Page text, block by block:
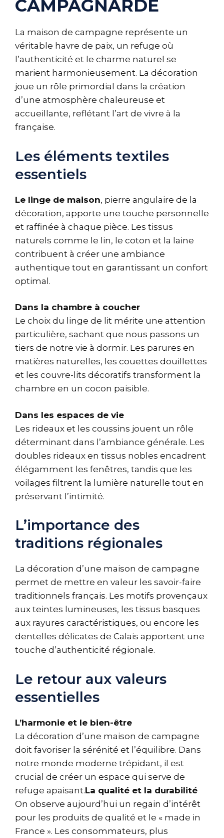
CAMPAGNARDE
La maison de campagne représente un
véritable havre de paix, un refuge où
l’authenticité et le charme naturel se
marient harmonieusement. La décoration
joue un rôle primordial dans la création
d’une atmosphère chaleureuse et
accueillante, reflétant l’art de vivre à la
française.
Les éléments textiles
essentiels
Le linge de maison, pierre angulaire de la
décoration, apporte une touche personnelle
et raffinée à chaque pièce. Les tissus
naturels comme le lin, le coton et la laine
contribuent à créer une ambiance
authentique tout en garantissant un confort
optimal.
Dans la chambre à coucher
Le choix du linge de lit mérite une attention
particulière, sachant que nous passons un
tiers de notre vie à dormir. Les parures en
matières naturelles, les couettes douillettes
et les couvre-lits décoratifs transforment la
chambre en un cocon paisible.
Dans les espaces de vie
Les rideaux et les coussins jouent un rôle
déterminant dans l’ambiance générale. Les
doubles rideaux en tissus nobles encadrent
élégamment les fenêtres, tandis que les
voilages filtrent la lumière naturelle tout en
préservant l’intimité.
L’importance des
traditions régionales
La décoration d’une maison de campagne
permet de mettre en valeur les savoir-faire
traditionnels français. Les motifs provençaux
aux teintes lumineuses, les tissus basques
aux rayures caractéristiques, ou encore les
dentelles délicates de Calais apportent une
touche d’authenticité régionale.
Le retour aux valeurs
essentielles
L’harmonie et le bien-être
La décoration d’une maison de campagne
doit favoriser la sérénité et l’équilibre. Dans
notre monde moderne trépidant, il est
crucial de créer un espace qui serve de
refuge apaisant.La qualité et la durabilité
On observe aujourd’hui un regain d’intérêt
pour les produits de qualité et le « made in
France ». Les consommateurs, plus